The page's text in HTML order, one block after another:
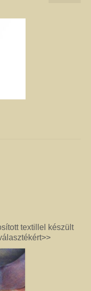
is. Természetesen
kő is kapcsolható.
olyan jó, mint a
olvashatja.
ékszer található,
felhasználásával
és a formák
viselőik színes,
leírást. Célszerű az
tud érvényesülni
szett elemeit az egyes
általam készített
lehet, amely “nem
stílusához és az általa
ékszer garantáltan
nincs két egyforma
textillel készült